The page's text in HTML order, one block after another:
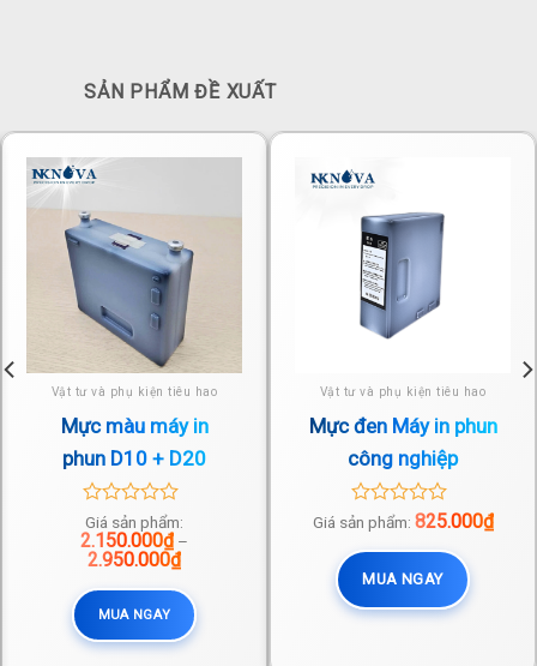
SẢN PHẨM ĐỀ XUẤT
Vật tư và phụ kiện tiêu hao
Mực màu máy in
phun D10 + D20
0
out
of
Giá sản phẩm:
2.150.000₫ –
2.950.000₫Khoảng
giá:
từ
2.150.000₫
đến
2.950.000₫
MUA NGAY
Vật tư và phụ kiện tiêu hao
Mực đen Máy in phun
công nghiệp
D10+D20 (hộp)
0
of
Giá sản phẩm: 825.000₫
MUA NGAY